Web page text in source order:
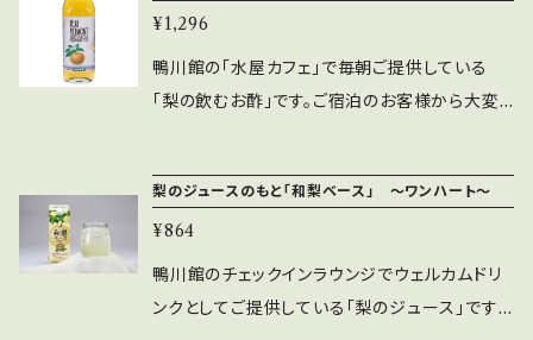
チルヒアルロン酸Na、パルミチン酸アスコルビ
ルリン酸3Na、海水、海塩、グリチルリチン酸2K、
ジェランガム、水、クエン酸、クエン酸Na、ブチル
実エキス、海水、海塩、レモン果皮油、スクワラ
ン、グリチルリチン酸2K、PCA-Na、シリカ、ミリ
スチン酸ポリグリセリル-10、トコフェロール、PP
G-8セテス-20、(アクリレーツ/アクリル酸アルキ
G-240/デシルテトラデセス-20/HDI)コポリマ
ー、BG、水、EDTA-2Na、水酸化K、フェノキシ
エタノール
分:その２】 房総半島沖を流れる「黒潮」をはる
アルロン酸・ヒアルロン酸Ｎａ〕（保湿）も配合し
ています。 【エモリエント成分】 コメヌカ油、オリ
ルガニアスピノサ核油（保湿））、スクワランを配
合。 【パラベン不使用】 【合成香料不使用】 【合
色／無色 ＊香り／イオウ ＊成分／炭酸水
素Na、炭酸Na、塩化Na、硫酸Na、炭酸Ca、硫
化Na （源泉ではなく温泉分析値を基にブレンド
¥1,296
鴨川館の「水屋カフェ」で毎朝ご提供している
「梨の飲むお酢」です。ご宿泊のお客様から大変
お湯、炭酸水、などで4～5倍にうすめてお飲みく
ださい。 ボトルサイズ：約6.5cm×6.5cm×23cm
内容量：500ml 原材料：精製はちみつ（国内製
造）、梨、梨酢／酸味料、香料、ビタミンC
梨のジュースのもと「和梨ベース」 ～ワンハート～
¥864
鴨川館のチェックインラウンジでウェルカムドリ
ンクとしてご提供している「梨のジュース」です。